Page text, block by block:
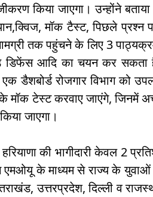
किया जाएगा। उन्होंने
मॉक टैस्ट, पिछले प्रश्न
तक पहुंचने के लिए 3
डिफेंस आदि का चयन कर सकता
डैशबोर्ड रोजगार विभाग को
मॉक टेस्ट करवाए जाएंगे, जिनमें
जाएगा।
की भागीदारी केवल 2
एमओयू के माध्यम से राज्य के
उत्तरप्रदेश, दिल्ली व